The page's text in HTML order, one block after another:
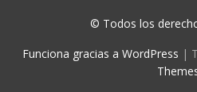
© Todos los
Funciona gracias a WordPress |